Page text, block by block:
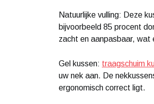
Natuurlijke vulling: Deze
bijvoorbeeld 85 procent
zacht en aanpasbaar, wat
Gel kussen: traagschuim
uw nek aan. De
ergonomisch correct ligt.